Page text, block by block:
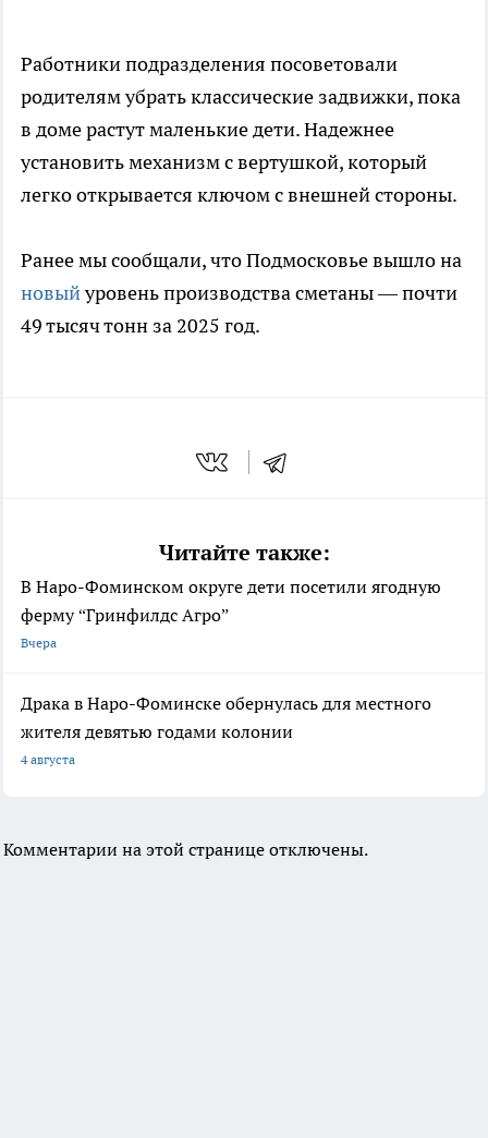
Работники подразделения посоветовали
родителям убрать классические задвижки, пока
в доме растут маленькие дети. Надежнее
установить механизм с вертушкой, который
легко открывается ключом с внешней стороны.
Ранее мы сообщали, что Подмосковье вышло на
новыйуровень производства сметаны — почти
49 тысяч тонн за 2025 год.
Читайте также:
В Наро-Фоминском округе дети посетили ягодную
ферму “Гринфилдс Агро”
Вчера
Драка в Наро-Фоминске обернулась для местного
жителя девятью годами колонии
4 августа
Комментарии на этой странице отключены.